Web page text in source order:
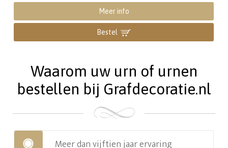
Meer info
Bestel
Waarom uw urn of urnen
bestellen bij Grafdecoratie.nl
Meer dan vijftien jaar ervaring